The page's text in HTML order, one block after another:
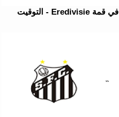
PEC Zwolle ضد AFC Ajax في قمة Eredivisie - التوقيت